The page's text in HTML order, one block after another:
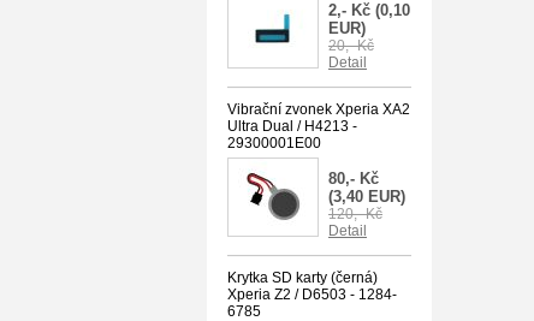
2,- Kč (0,10
EUR)
20,- Kč
Detail
Vibrační zvonek Xperia XA2
Ultra Dual / H4213 -
29300001E00
80,- Kč
(3,40 EUR)
120,- Kč
Detail
Krytka SD karty (černá)
Xperia Z2 / D6503 - 1284-
6785